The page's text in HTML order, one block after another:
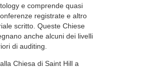
e comprende quasi
registrate e altro
scritto. Queste Chiese
anche alcuni dei livelli
di auditing.
Chiesa di Saint Hill a